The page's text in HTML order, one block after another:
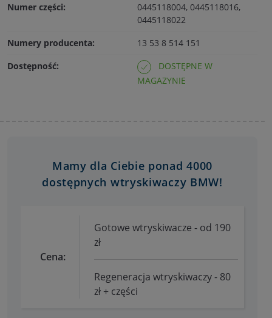
Numer części:
0445118004, 0445118016,
0445118022
Numery producenta:
13 53 8 514 151
Dostępność:
DOSTĘPNE W
MAGAZYNIE
Mamy dla Ciebie ponad 4000
dostępnych wtryskiwaczy BMW!
Cena:
Gotowe wtryskiwacze - od 190
zł
Regeneracja wtryskiwaczy - 80
zł + części